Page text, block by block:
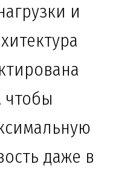
и
чтобы
даже в